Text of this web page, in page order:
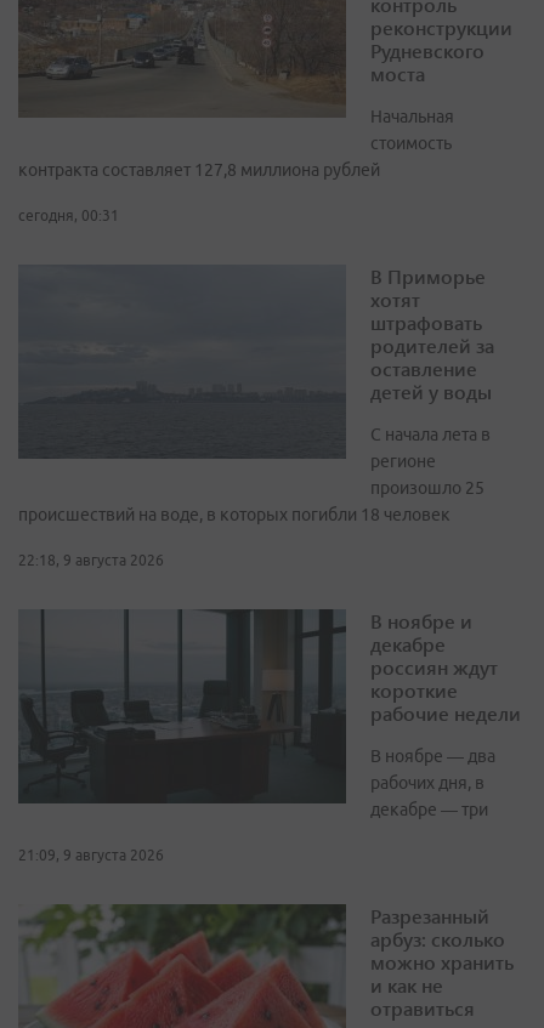
реконструкции
Рудневского
моста
Начальная
стоимость
контракта составляет 127,8 миллиона рублей
сегодня, 00:31
В Приморье
хотят
штрафовать
родителей за
оставление
детей у воды
С начала лета в
регионе
произошло 25
происшествий на воде, в которых погибли 18 человек
22:18, 9 августа 2026
В ноябре и
декабре
россиян ждут
короткие
рабочие недели
В ноябре — два
рабочих дня, в
декабре — три
21:09, 9 августа 2026
Разрезанный
арбуз: сколько
можно хранить
и как не
отравиться